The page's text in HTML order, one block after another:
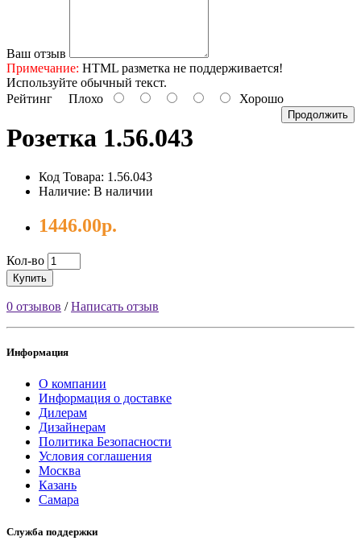
Ваш отзыв
Примечание: HTML разметка не поддерживается!
Используйте обычный текст.
Рейтинг Плохо Хорошо
Продолжить
Розетка 1.56.043
Код Товара: 1.56.043
Наличие: В наличии
1446.00р.
Кол-во
Купить
0 отзывов /Написать отзыв
Информация
О компании
Информация о доставке
Дилерам
Дизайнерам
Политика Безопасности
Условия соглашения
Москва
Казань
Самара
Служба поддержки